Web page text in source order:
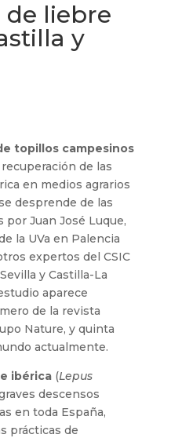
de liebre
y
topillos campesinos
de las
en medios agrarios
desprende de las
por Juan José Luque,
la UVa en Palencia
expertos del CSIC
y Castilla-La
aparece
de la revista
Nature, y quinta
actualmente.
ibérica(Lepus
descensos
en toda España,
prácticas de